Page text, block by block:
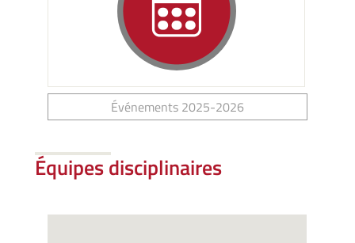
Événements 2025-2026
Équipes disciplinaires